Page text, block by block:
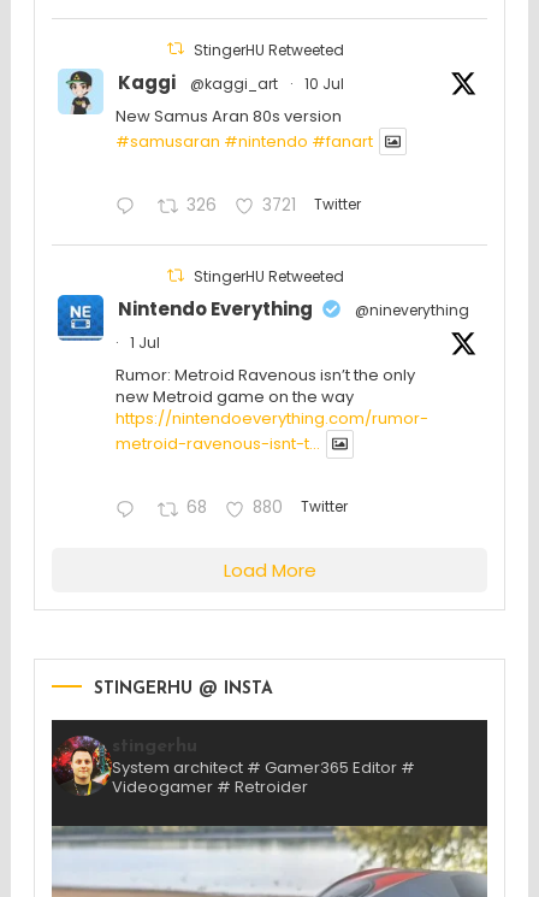
StingerHU Retweeted
Kaggi @kaggi_art · 10 Jul
New Samus Aran 80s version
#samusaran #nintendo #fanartㅤㅤㅤㅤ
326 3721 Twitter
StingerHU Retweeted
Nintendo Everything
@nineverything
·
1 Jul
Rumor: Metroid Ravenous isn’t the only
new Metroid game on the way
https://nintendoeverything.com/rumor-
metroid-ravenous-isnt-t...
68 880 Twitter
Load More
STINGERHU @ INSTA
System architect # Gamer365 Editor #
Videogamer # Retroider